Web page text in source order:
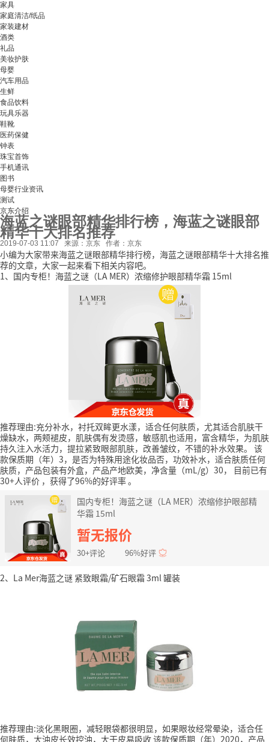
家具
家庭清洁/纸品
家装建材
酒类
礼品
美妆护肤
母婴
汽车用品
生鲜
食品饮料
玩具乐器
鞋靴
医药保健
钟表
珠宝首饰
手机通讯
图书
母婴行业资讯
测试
京东介绍
海蓝之谜眼部精华排行榜，海蓝之谜眼部
精华十大排名推荐
2019-07-03 11:07 来源：京东 作者：京东
小编为大家带来海蓝之谜眼部精华排行榜，海蓝之谜眼部精华十大排名推
荐的文章，大家一起来看下相关内容吧。
1、国内专柜！海蓝之谜（LA MER）浓缩修护眼部精华霜 15ml
推荐理由:充分补水，衬托双眸更水漾，适合任何肤质，尤其适合肌肤干
燥缺水，两颊褪皮，肌肤偶有发烫感，敏感肌也适用，富含精华，为肌肤
持久注入水活力，提拉紧致眼部肌肤，改善皱纹，不错的补水效果。 该
款保质期（年）3，是否为特殊用途化妆品否，功效补水，适合肤质任何
肤质，产品包装有外盒，产品产地欧美，净含量（mL/g）30，
目前已有
30+人评价 ，获得了96%的好评率。
国内专柜！海蓝之谜（LA MER）浓缩修护眼部精
华霜 15ml
暂无报价
30+评论 96%好评
2、La Mer海蓝之谜 紧致眼霜/矿石眼霜 3ml 罐装
推荐理由:淡化黑眼圈，减轻眼袋都很明显，如果眼妆经常晕染，适合任
何肤质，大油皮长效控油，大干皮易吸收该款保质期（年）2020，产品